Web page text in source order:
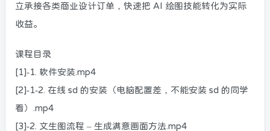
立承接各类商业设计订单，快速把 AI 绘图技能转化为实际
收益。
课程目录
[1]-1. 软件安装.mp4
[2]-1-2. 在线 sd 的安装（电脑配置差，不能安装 sd 的同学
看）.mp4
[3]-2. 文生图流程 – 生成满意画面方法.mp4